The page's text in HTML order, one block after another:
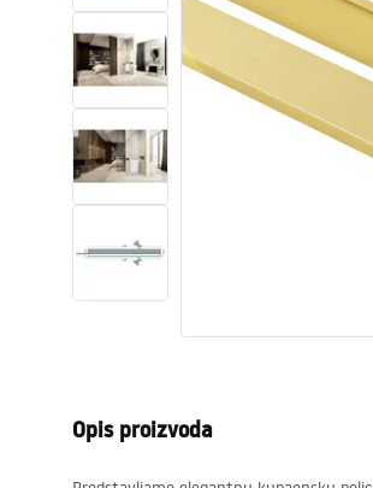
Umivaonici
Kade i paravani
Miješalice, pipe, slavine
Tuševi
Opis proizvoda